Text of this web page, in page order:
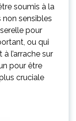
soumis à la
sensibles
pour
ou qui
l’arrache sur
pour être
cruciale